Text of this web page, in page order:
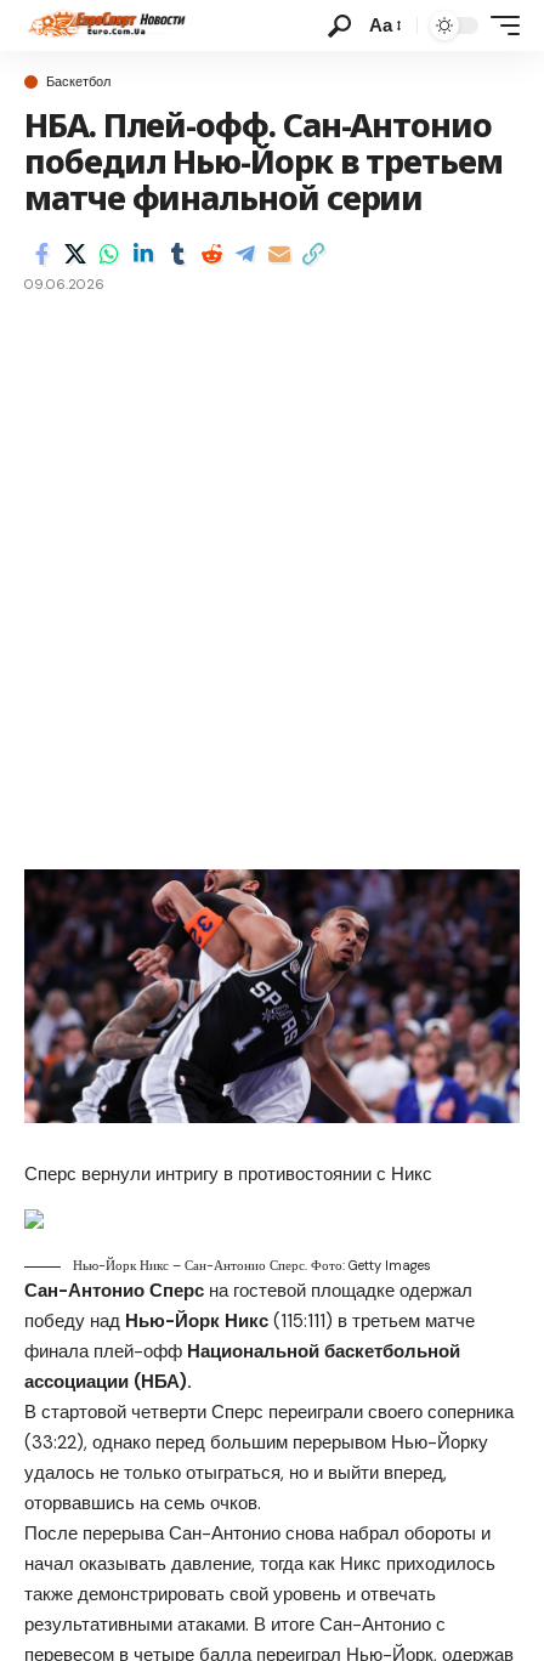
Аа
Баскетбол
НБА. Плей-офф. Сан-Антонио
победил Нью-Йорк в третьем
матче финальной серии
09.06.2026
Сперс вернули интригу в противостоянии с Никс
Нью-Йорк Никс – Сан-Антонио Сперс. Фото: Getty Images
Сан-Антонио Сперс на гостевой площадке одержал
победу над Нью-Йорк Никс (115:111) в третьем матче
финала плей-офф Национальной баскетбольной
ассоциации (НБА).
В стартовой четверти Сперс переиграли своего соперника
(33:22), однако перед большим перерывом Нью-Йорку
удалось не только отыграться, но и выйти вперед,
оторвавшись на семь очков.
После перерыва Сан-Антонио снова набрал обороты и
начал оказывать давление, тогда как Никс приходилось
также демонстрировать свой уровень и отвечать
результативными атаками. В итоге Сан-Антонио с
перевесом в четыре балла переиграл Нью-Йорк, одержав